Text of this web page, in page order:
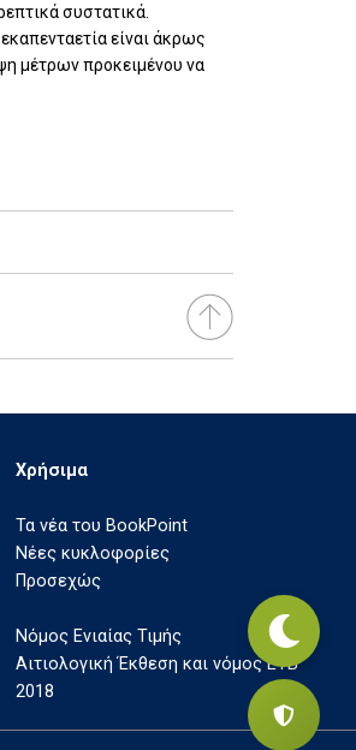
συστατικά.
είναι άκρως
μέτρων προκειμένου να
Χρήσιμα
Τα νέα του BookPoint
Νέες κυκλοφορίες
Προσεχώς
Νόμος Ενιαίας Τιμής
Αιτιολογική Έκθεση και νόμος ΕΤΒ
2018